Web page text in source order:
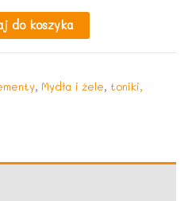
do koszyka
, Mydła i żele, toniki,